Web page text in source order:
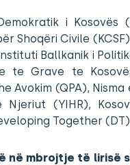
i Kosovës
Shoqëri Civile
Ballkanik i
te Grave te
Avokim (QPA),
(YIHR),
Together
në mbrojtje të lirisë